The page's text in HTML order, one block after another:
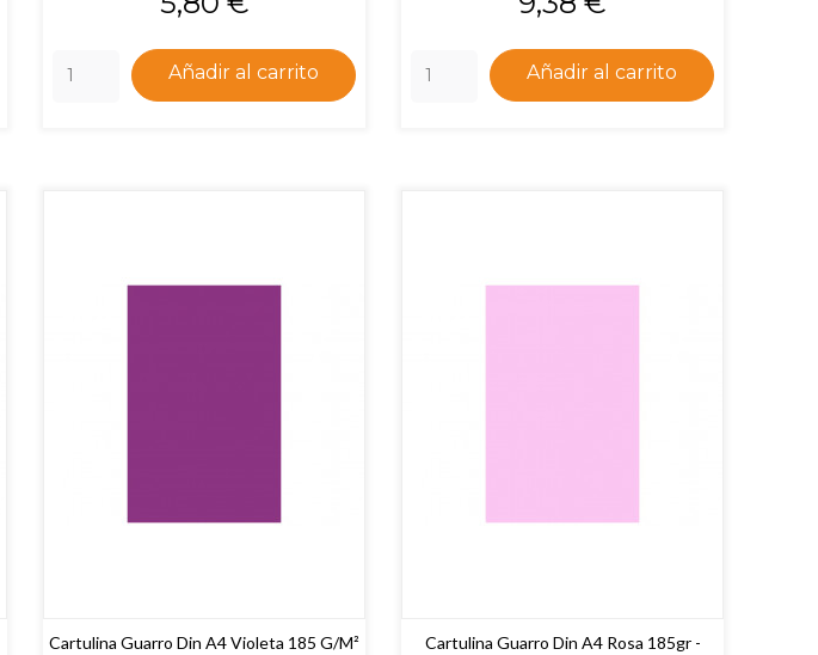
Añadir al carrito Añadir al carrito
Cartulina Guarro Din A4 Violeta 185 G/m²
Cartulina Guarro Din A4 Rosa 185gr -